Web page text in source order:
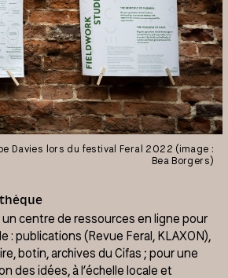
Davies lors du festival Feral 2022 (image :
Bea Borgers)
centre de ressources en ligne pour
: publications (Revue Feral, KLAXON),
botin, archives du Cifas ; pour une
des idées, à l’échelle locale et